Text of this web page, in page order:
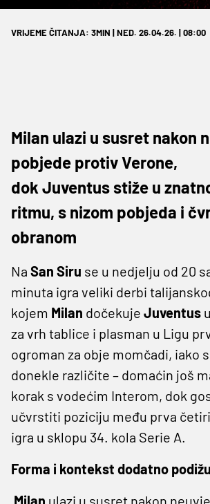
VRIJEME ČITANJA: 3MIN | NED. 26.04.26. | 08:00
Milan ulazi u susret nakon
pobjede protiv Verone,
dok Juventus stiže u
ritmu, s nizom pobjeda i
obranom
Na San Siru se u nedjelju od 20
minuta igra veliki derbi
kojem Milan dočekuje Juventus
za vrh tablice i plasman u Ligu
ogroman za obje momčadi, iako
donekle različite – domaćin još
korak s vodećim Interom, dok
učvrstiti poziciju među prva
igra u sklopu 34. kola Serie A.
Forma i kontekst dodatno
Milan ulazi u susret nakon